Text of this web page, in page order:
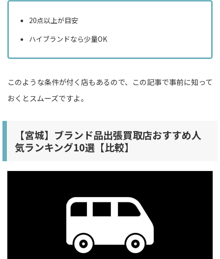
20点以上が目安
ハイブランドなら少量OK
このような条件が付く店もあるので、この記事で事前に知って
おくとスムーズですよ。
【宮城】ブランド品出張買取店おすすめ人
気ランキング10選【比較】